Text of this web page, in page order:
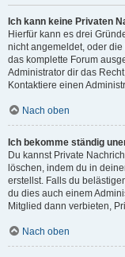
Ich kann keine Privaten
Hierfür kann es drei
nicht angemeldet, oder
das komplette Forum
Administrator dir das
Kontaktiere einen
Nach oben
Ich bekomme ständig
Du kannst Private
löschen, indem du in
erstellst. Falls du
du dies auch einem
Mitglied dann verbieten,
Nach oben